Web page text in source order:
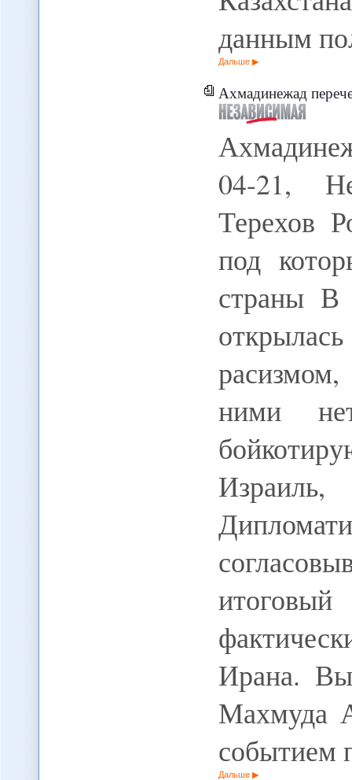
данным
Дальше
Ахмадинежад
04-21,
Терехов
под
страны В
ними
Ирана.
Махмуда
событием
Дальше